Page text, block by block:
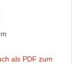
als PDF zum